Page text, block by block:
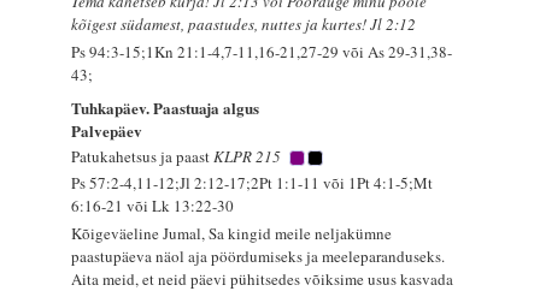
kõigest südamest, paastudes, nuttes ja kurtes! Jl 2:12
Ps 94:3-15;1Kn 21:1-4,7-11,16-21,27-29 või As 29-31,38-
43;
Tuhkapäev. Paastuaja algus
Palvepäev
Patukahetsus ja paast KLPR 215
Ps 57:2-4,11-12;Jl 2:12-17;2Pt 1:1-11 või 1Pt 4:1-5;Mt
6:16-21 või Lk 13:22-30
Kõigeväeline Jumal, Sa kingid meile neljakümne
paastupäeva näol aja pöördumiseks ja meeleparanduseks.
Aita meid, et neid päevi pühitsedes võiksime usus kasvada